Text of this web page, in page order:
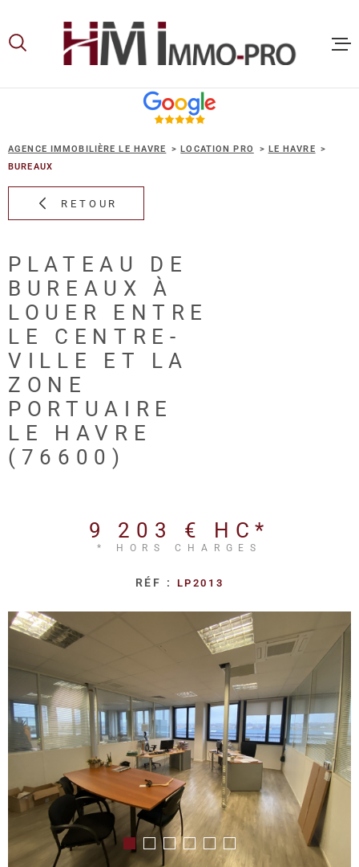
lamenu
contenu
AGENCE IMMOBILIÈRE LE HAVRE LOCATION PRO
LE HAVRE
BUREAUX
RETOUR
PLATEAU DE
BUREAUX À
LOUER ENTRE
LE CENTRE-
VILLE ET LA
ZONE
PORTUAIRE
LE HAVRE
(76600)
9 203 € HC*
* HORS CHARGES
RÉF : LP2013